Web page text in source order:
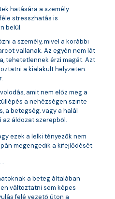
hatására a személy
stresszhatás is
belül.
a személy, mivel a korábbi
vallanak. Az egyén nem lát
tehetetlennek érzi magát. Azt
a kialakult helyzeten.
amit nem előz meg a
a nehézségen szinte
a betegség, vagy a halál
áldozat szerepből.
ezek a lelki tényezők nem
megengedik a kifejlődését.
a beteg általában
változtatni sem képes
felé vezető úton a